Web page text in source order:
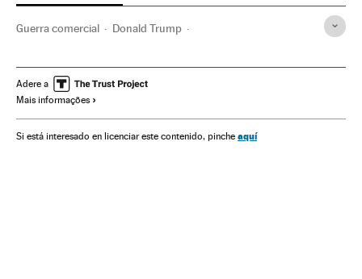
Guerra comercial Donald Trump
Ásia oriental América do Norte
Economia
Adere a
Mais informações
Si está interesado en licenciar este contenido, pinche aquí